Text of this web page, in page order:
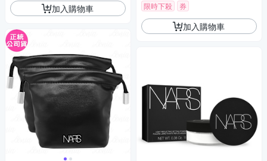
加入購物車 限時下殺 券
加入購物車